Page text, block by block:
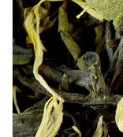
MACHINES
À
CAFÉ
CAFÉ
BUREAU